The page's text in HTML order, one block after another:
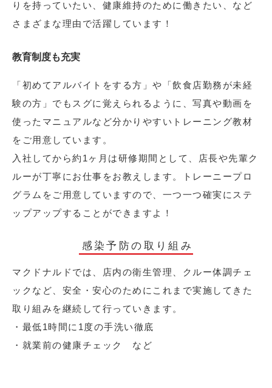
りを持っていたい、健康維持のために働きたい、など
さまざまな理由で活躍しています！
教育制度も充実
「初めてアルバイトをする方」や「飲食店勤務が未経
験の方」でもスグに覚えられるように、写真や動画を
使ったマニュアルなど分かりやすいトレーニング教材
をご用意しています。
入社してから約1ヶ月は研修期間として、店長や先輩ク
ルーが丁寧にお仕事をお教えします。トレーニープロ
グラムをご用意していますので、一つ一つ確実にステ
ップアップすることができますよ！
感染予防の取り組み
マクドナルドでは、店内の衛生管理、クルー体調チェ
ックなど、安全・安心のためにこれまで実施してきた
取り組みを継続して行っていきます。
・最低1時間に1度の手洗い徹底
・就業前の健康チェック など